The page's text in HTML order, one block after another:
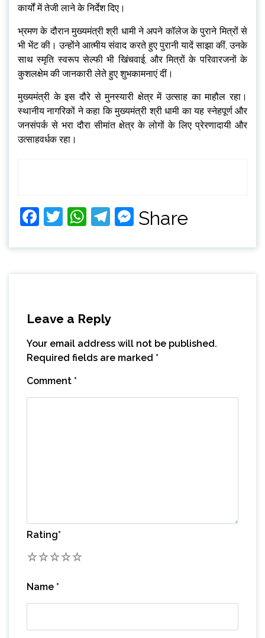
कार्यों में तेजी लाने के निर्देश दिए।
भ्रमण के दौरान मुख्यमंत्री श्री धामी ने अपने कॉलेज के पुराने मित्रों से
भी भेंट की। उन्होंने आत्मीय संवाद करते हुए पुरानी यादें साझा कीं, उनके
साथ स्मृति स्वरूप सेल्फी भी खिंचवाई, और मित्रों के परिवारजनों के
कुशलक्षेम की जानकारी लेते हुए शुभकामनाएं दीं।
मुख्यमंत्री के इस दौरे से मुनस्यारी क्षेत्र में उत्साह का माहौल रहा।
स्थानीय नागरिकों ने कहा कि मुख्यमंत्री श्री धामी का यह स्नेहपूर्ण और
जनसंपर्क से भरा दौरा सीमांत क्षेत्र के लोगों के लिए प्रेरणादायी और
उत्साहवर्धक रहा।
Facebook
Twitter
WhatsApp
Telegram
Messenger
Share
Leave a Reply
Your email address will not be published.
Required fields are marked *
Comment *
Rating*
5
4
3
2
Name *